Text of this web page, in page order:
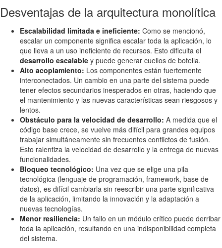
Desventajas de la arquitectura monolítica
Escalabilidad limitada e ineficiente: Como se mencionó,
escalar un componente significa escalar toda la aplicación, lo
que lleva a un uso ineficiente de recursos. Esto dificulta el
desarrollo escalable y puede generar cuellos de botella.
Alto acoplamiento: Los componentes están fuertemente
interconectados. Un cambio en una parte del sistema puede
tener efectos secundarios inesperados en otras, haciendo que
el mantenimiento y las nuevas características sean riesgosos y
lentos.
Obstáculo para la velocidad de desarrollo: A medida que el
código base crece, se vuelve más difícil para grandes equipos
trabajar simultáneamente sin frecuentes conflictos de fusión.
Esto ralentiza la velocidad de desarrollo y la entrega de nuevas
funcionalidades.
Bloqueo tecnológico: Una vez que se elige una pila
tecnológica (lenguaje de programación, framework, base de
datos), es difícil cambiarla sin reescribir una parte significativa
de la aplicación, limitando la innovación y la adaptación a
nuevas tecnologías.
Menor resiliencia: Un fallo en un módulo crítico puede derribar
toda la aplicación, resultando en una indisponibilidad completa
del sistema.